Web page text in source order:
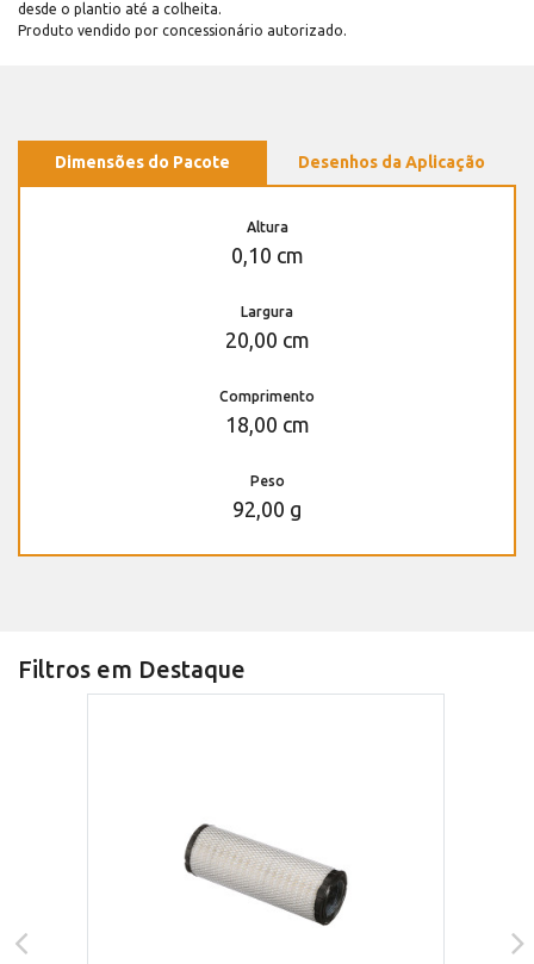
desde o plantio até a colheita.
Produto vendido por concessionário autorizado.
Dimensões do Pacote Desenhos da Aplicação
Altura
0,10 cm
Largura
20,00 cm
Comprimento
18,00 cm
Peso
92,00 g
Filtros em Destaque